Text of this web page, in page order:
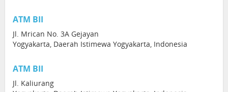
ATM BII
Jl. Mrican No. 3A Gejayan
Yogyakarta, Daerah Istimewa Yogyakarta, Indonesia
ATM BII
Jl. Kaliurang